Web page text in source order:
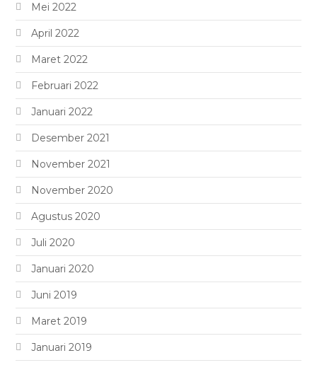
Mei 2022
April 2022
Maret 2022
Februari 2022
Januari 2022
Desember 2021
November 2021
November 2020
Agustus 2020
Juli 2020
Januari 2020
Juni 2019
Maret 2019
Januari 2019